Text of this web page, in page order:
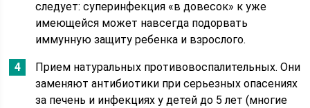
следует: суперинфекция «в довесок» к уже
имеющейся может навсегда подорвать
иммунную защиту ребенка и взрослого.
Прием натуральных противовоспалительных. Они
заменяют антибиотики при серьезных опасениях
за печень и инфекциях у детей до 5 лет (многие